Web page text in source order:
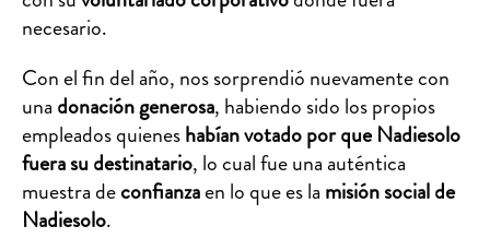
necesario.
Con el fin del año, nos sorprendió nuevamente con
una donación generosa, habiendo sido los propios
empleados quieneshabían votado por que Nadiesolo
fuera su destinatario, lo cual fue una auténtica
muestra deconfianzaen lo que es la misión social de
Nadiesolo.